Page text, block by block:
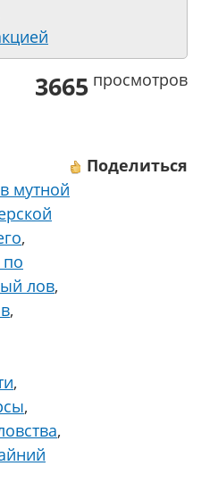
3665 просмотров
Поделиться
мутной
,
по
лов,
,
,
,
,